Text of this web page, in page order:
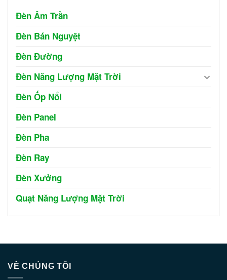
Đèn Âm Trần
Đèn Bán Nguyệt
Đèn Đường
Đèn Năng Lượng Mặt Trời
Đèn Ốp Nổi
Đèn Panel
Đèn Pha
Đèn Ray
Đèn Xưởng
Quạt Năng Lượng Mặt Trời
VỀ CHÚNG TÔI